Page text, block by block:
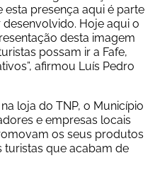
presença aqui é parte
Hoje aqui o
desta imagem
possam ir a Fafe,
afirmou Luís Pedro
loja do TNP, o Município
e empresas locais
os seus produtos
que acabam de